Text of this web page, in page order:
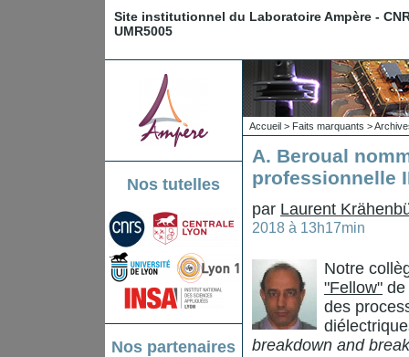
Site institutionnel du Laboratoire Ampère -
UMR5005
Nos tutelles
Nos partenaires
Accueil > Faits marquants >
A. Beroual
professionnelle
par Laurent
2018 à 13h17min
Notre
"Fellow" de
des
breakdown and